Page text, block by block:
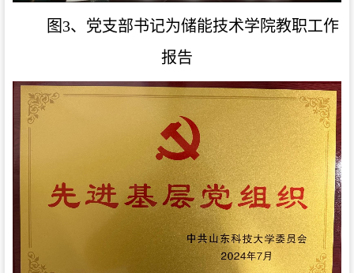
图3、党支部书记为储能技术学院教职工作
报告